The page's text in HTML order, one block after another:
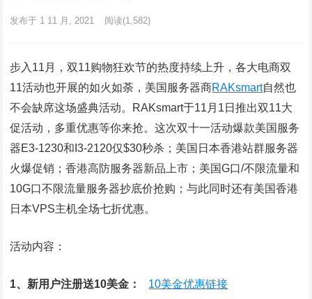
发布于 1 11 月, 2021 阅读(1,582)
步入11月，双11购物狂欢节的热度持续上升，各大电商双
11活动也开展的如火如荼，美国服务器商RAKsmart自然也
不会缺席这场盛典活动。RAKsmart于11月1日推出双11大
促活动，多重优惠等你来抢。这次双十一活动爆款美国服务
器E3-1230和I3-2120仅$30秒杀；美国日本香港站群服务器
火爆促销；香港高防服务器新品上市；美国G口/不限流量和
10G口不限流量服务器抄底价抢购；与此同时还有美国香港
日本VPS主机全场七折优惠。
活动内容：
1、新用户注册送10美金： 10美金优惠链接